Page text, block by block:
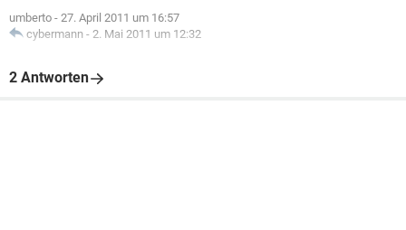
umberto - 27. April 2011 um 16:57
cybermann - 2. Mai 2011 um 12:32
2 Antworten